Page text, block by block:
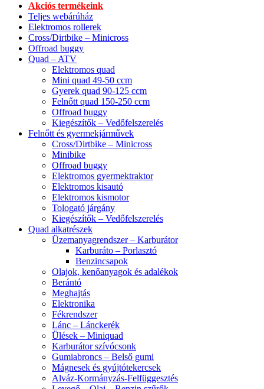
Akciós termékeink
Teljes webárúház
Elektromos rollerek
Cross/Dirtbike – Minicross
Offroad buggy
Quad – ATV
Elektromos quad
Mini quad 49-50 ccm
Gyerek quad 90-125 ccm
Felnőtt quad 150-250 ccm
Offroad buggy
Kiegészítők – Vedőfelszerelés
Felnőtt és gyermekjárművek
Cross/Dirtbike – Minicross
Minibike
Offroad buggy
Elektromos gyermektraktor
Elektromos kisautó
Elektromos kismotor
Tologató járgány
Kiegészítők – Vedőfelszerelés
Quad alkatrészek
Üzemanyagrendszer – Karburátor
Karburáto – Porlasztó
Benzincsapok
Olajok, kenőanyagok és adalékok
Berántó
Meghajtás
Elektronika
Fékrendszer
Lánc – Lánckerék
Ülések – Miniquad
Karburátor szívócsonk
Gumiabroncs – Belső gumi
Mágnesek és gyújtótekercsek
Alváz-Kormányzás-Felfüggesztés